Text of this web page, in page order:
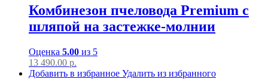
Комбинезон пчеловода Premium с
шляпой на застежке-молнии
Оценка 5.00 из 5
13 490.00 р.
Добавить в избранное Удалить из избранного